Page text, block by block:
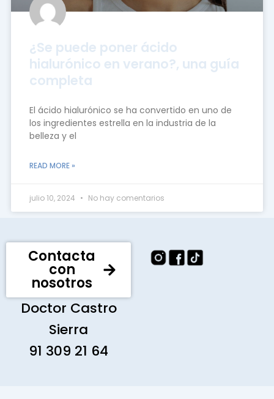
¿Se puede poner ácido
hialurónico en verano?, una guía
completa
El ácido hialurónico se ha convertido en uno de
los ingredientes estrella en la industria de la
belleza y el
READ MORE »
julio 10, 2024 No hay comentarios
Contacta
con
nosotros
Doctor Castro
Sierra
91 309 21 64